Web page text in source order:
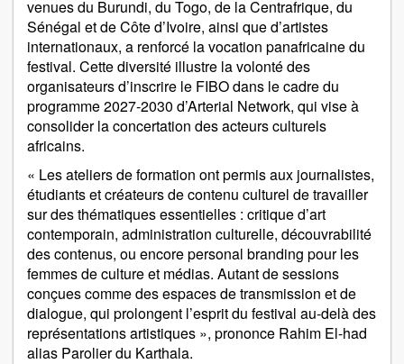
venues du Burundi, du Togo, de la Centrafrique, du
Sénégal et de Côte d’Ivoire, ainsi que d’artistes
internationaux, a renforcé la vocation panafricaine du
festival. Cette diversité illustre la volonté des
organisateurs d’inscrire le FIBO dans le cadre du
programme 2027‑2030 d’Arterial Network, qui vise à
consolider la concertation des acteurs culturels
africains.
« Les ateliers de formation ont permis aux journalistes,
étudiants et créateurs de contenu culturel de travailler
sur des thématiques essentielles : critique d’art
contemporain, administration culturelle, découvrabilité
des contenus, ou encore personal branding pour les
femmes de culture et médias. Autant de sessions
conçues comme des espaces de transmission et de
dialogue, qui prolongent l’esprit du festival au‑delà des
représentations artistiques », prononce Rahim El-had
alias Parolier du Karthala.